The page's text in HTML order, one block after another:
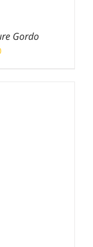
Gordo
Preisspanne: